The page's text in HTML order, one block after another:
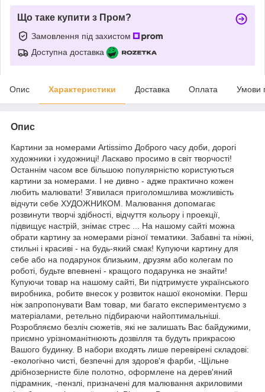
Що таке купити з Пром?
Замовлення під захистом
Доступна доставка
Опис Характеристики Доставка Оплата Умови
Опис
Картини за номерами Artissimo Доброго часу доби, дорогі
художники і художниці! Ласкаво просимо в світ творчості!
Останнім часом все більшою популярністю користуються
картини за номерами. І не дивно - адже практично кожен
любить малювати! З'явилася приголомшлива можливість
відчути себе ХУДОЖНИКОМ. Малювання допомагає
розвинути творчі здібності, відчуття кольору і проекції,
підвищує настрій, знімає стрес ... На нашому сайті можна
обрати картину за номерами різної тематики. Забавні та ніжні,
стильні і красиві - на будь-який смак! Купуючи картину для
себе або на подарунок близьким, друзям або колегам по
роботі, будьте впевнені - кращого подарунка не знайти!
Купуючи товар на нашому сайті, Ви підтримуєте українського
виробника, робите внесок у розвиток нашої економіки. Перш
ніж запропонувати Вам товар, ми багато експериментуємо з
матеріалами, ретельно підбираючи найоптимальніші.
Розробляємо безліч сюжетів, які не залишать Вас байдужими,
приємно урізноманітнюють дозвілля та будуть прикрасою
Вашого будинку. В набори входять лише перевірені складові:
-екологічно чисті, безпечні для здоров'я фарби, -Щільне
дрібнозернисте біле полотно, оформлене на дерев'яний
підрамник, -пензлі, призначені для малювання акриловими